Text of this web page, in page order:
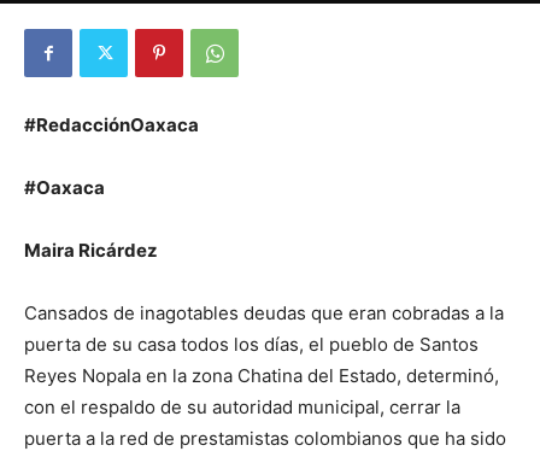
#RedacciónOaxaca
#Oaxaca
Maira Ricárdez
Cansados de inagotables deudas que eran cobradas a la
puerta de su casa todos los días, el pueblo de Santos
Reyes Nopala en la zona Chatina del Estado, determinó,
con el respaldo de su autoridad municipal, cerrar la
puerta a la red de prestamistas colombianos que ha sido